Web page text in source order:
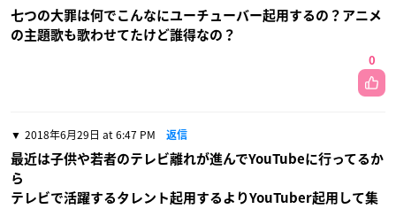
七つの大罪は何でこんなにユーチューバー起用するの？アニメ
の主題歌も歌わせてたけど誰得なの？
0
2018年6月29日 at 6:47 PM 返信
最近は子供や若者のテレビ離れが進んでYouTubeに行ってるか
ら
テレビで活躍するタレント起用するよりYouTuber起用して集